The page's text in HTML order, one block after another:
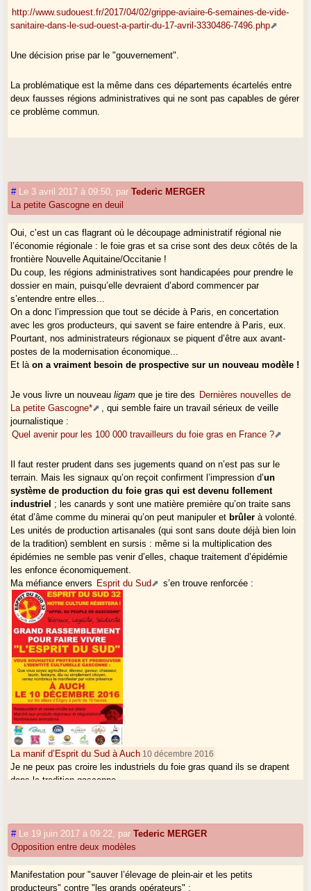
http://www.sudouest.fr/2017/04/02/grippe-aviaire-6-semaines-de-vide-
sanitaire-dans-le-sud-ouest-a-partir-du-17-avril-3330486-7496.php
Une décision prise par le "gouvernement".
La problématique est la même dans ces départements écartelés entre
deux fausses régions administratives qui ne sont pas capables de gérer
ce problème commun.
# Le 3 avril 2017 à 09:50 parTederic MERGER
La petite Gascogne en deuil
Oui, c’est un cas flagrant où le découpage administratif régional nie
l’économie régionale : le foie gras et sa crise sont des deux côtés de la
frontière Nouvelle Aquitaine/Occitanie !
Du coup, les régions administratives sont handicapées pour prendre le
dossier en main, puisqu’elle devraient d’abord commencer par
s’entendre entre elles...
On a donc l’impression que tout se décide à Paris, en concertation
avec les gros producteurs, qui savent se faire entendre à Paris, eux.
Pourtant, nos administrateurs régionaux se piquent d’être aux avant-
postes de la modernisation économique...
Et làon a vraiment besoin de prospective sur un nouveau modèle !
Je vous livre un nouveauligam que je tire des Dernières nouvelles de
La petite Gascogne*
, qui semble faire un travail sérieux de veille
journalistique :
Quel avenir pour les 100 000 travailleurs du foie gras en France ?
Il faut rester prudent dans ses jugements quand on n’est pas sur le
terrain. Mais les signaux qu’on reçoit confirment l’impression d’un
système de production du foie gras qui est devenu follement
industriel ; les canards y sont une matière première qu’on traite sans
état d’âme comme du minerai qu’on peut manipuler et brûler à volonté.
Les unités de production artisanales (qui sont sans doute déjà bien loin
de la tradition) semblent en sursis : même si la multiplication des
épidémies ne semble pas venir d’elles, chaque traitement d’épidémie
les enfonce économiquement.
Ma méfiance envers Esprit du Sud s’en trouve renforcée :
La manif d’Esprit du Sud à Auch 10 décembre 2016
Je ne peux pas croire les industriels du foie gras quand ils se drapent
dans la tradition gasconne.
Gascogne que nous défendons !
#
Le 19 juin 2017 à 09:22 parTederic MERGER
Opposition entre deux modèles
Manifestation pour "sauver l’élevage de plein-air et les petits
producteurs" contre "les grands opérateurs" :